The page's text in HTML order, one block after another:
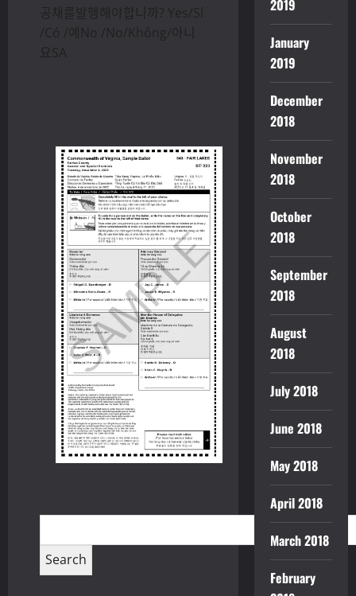
공채를발행해야합니까? Yes/Sí
/Có /예No /No/Không/아니
요SA
2019
January
2019
December
2018
November
2018
October
2018
September
2018
August
2018
July 2018
June 2018
May 2018
April 2018
March 2018
February